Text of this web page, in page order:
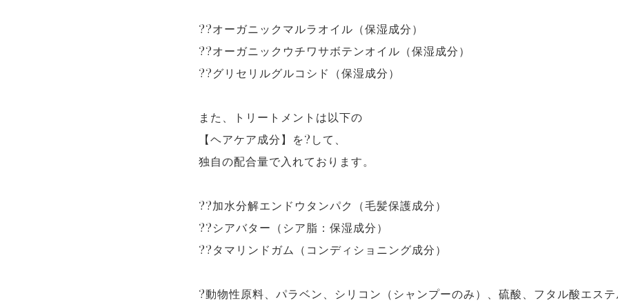
??オーガニックマルラオイル（保湿成分）
??オーガニックウチワサボテンオイル（保湿成分）
??グリセリルグルコシド（保湿成分）
また、トリートメントは以下の
【ヘアケア成分】を?して、
独自の配合量で入れております。
??加水分解エンドウタンパク（毛髪保護成分）
??シアバター（シア脂：保湿成分）
??タマリンドガム（コンディショニング成分）
?動物性原料、パラベン、シリコン（シャンプーのみ）、硫酸、フタル酸エステ